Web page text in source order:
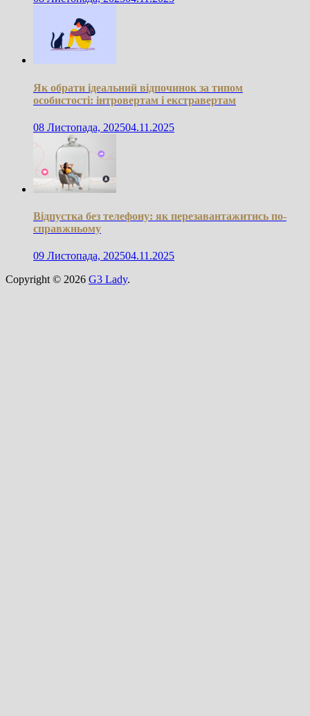
Як обрати ідеальний відпочинок за типом
особистості: інтровертам і екстравертам
08 Листопада, 202504.11.2025
Відпустка без телефону: як перезавантажитись по-
справжньому
09 Листопада, 202504.11.2025
Copyright © 2026 G3 Lady.